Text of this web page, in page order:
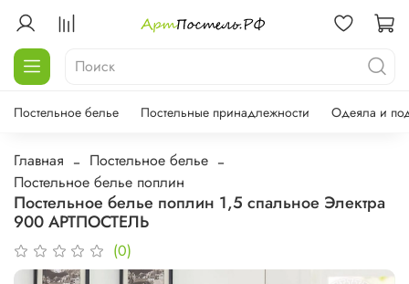
Постельное белье Постельные принадлежности Одеяла и
Главная
Постельное белье
Постельное белье поплин
Постельное белье поплин 1,5 спальное Электра
900 АРТПОСТЕЛЬ
(0)